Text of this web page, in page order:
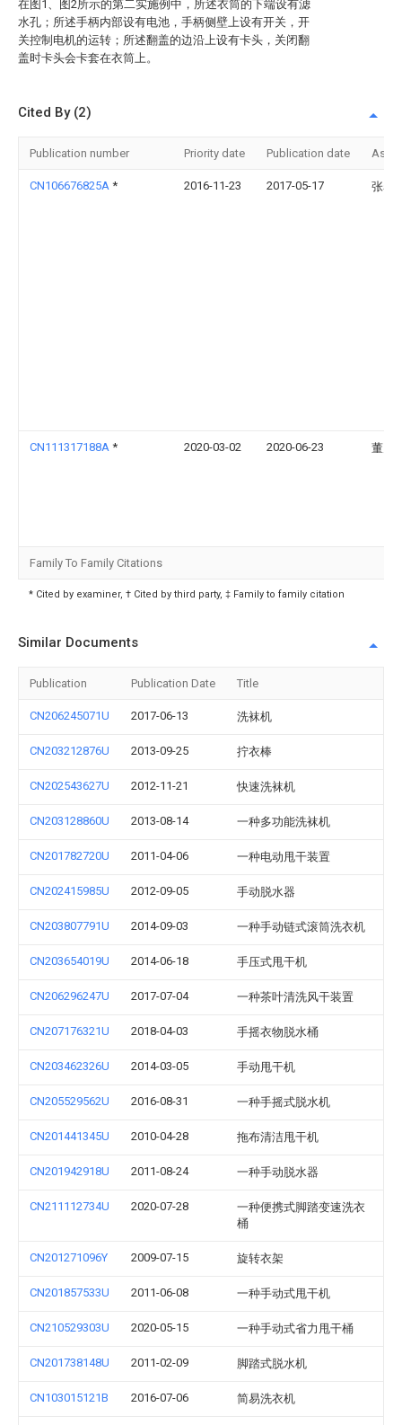
在图1、图2所示的第二实施例中，所述衣筒的下端设有滤
水孔；所述手柄内部设有电池，手柄侧壁上设有开关，开
关控制电机的运转；所述翻盖的边沿上设有卡头，关闭翻
盖时卡头会卡套在衣筒上。
Cited By (2)
Publication number Priority date Publication date
CN106676825A * 2016-11-23 2017-05-17 张赛
CN111317188A * 2020-03-02 2020-06-23 董欠
Family To Family Citations
* Cited by examiner, † Cited by third party, ‡ Family to family citation
Similar Documents
Publication Publication Date Title
CN206245071U 2017-06-13 洗袜机
CN203212876U 2013-09-25 拧衣棒
CN202543627U 2012-11-21 快速洗袜机
CN203128860U 2013-08-14 一种多功能洗袜机
CN201782720U 2011-04-06 一种电动甩干装置
CN202415985U 2012-09-05 手动脱水器
CN203807791U 2014-09-03 一种手动链式滚筒洗衣机
CN203654019U 2014-06-18 手压式甩干机
CN206296247U 2017-07-04 一种茶叶清洗风干装置
CN207176321U 2018-04-03 手摇衣物脱水桶
CN203462326U 2014-03-05 手动甩干机
CN205529562U 2016-08-31 一种手摇式脱水机
CN201441345U 2010-04-28 拖布清洁甩干机
CN201942918U 2011-08-24 一种手动脱水器
CN211112734U 2020-07-28
一种便携式脚踏变速洗衣
桶
CN201271096Y 2009-07-15 旋转衣架
CN201857533U 2011-06-08 一种手动式甩干机
CN210529303U 2020-05-15 一种手动式省力甩干桶
CN201738148U 2011-02-09 脚踏式脱水机
CN103015121B 2016-07-06 简易洗衣机